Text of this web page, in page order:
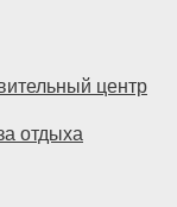
центр
отдыха